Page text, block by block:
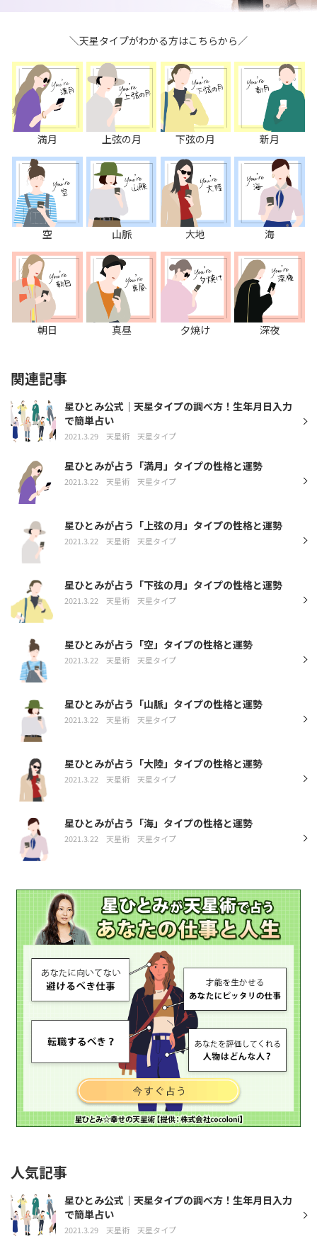
＼天星タイプがわかる方はこちらから／
満月 上弦の月 下弦の月 新月
空 山脈 大地 海
朝日 真昼 夕焼け 深夜
関連記事
星ひとみ公式｜天星タイプの調べ方！生年月日入力
で簡単占い
2021.3.29 天星術 天星タイプ
星ひとみが占う「満月」タイプの性格と運勢
2021.3.22 天星術 天星タイプ
星ひとみが占う「上弦の月」タイプの性格と運勢
2021.3.22 天星術 天星タイプ
星ひとみが占う「下弦の月」タイプの性格と運勢
2021.3.22 天星術 天星タイプ
星ひとみが占う「空」タイプの性格と運勢
2021.3.22 天星術 天星タイプ
星ひとみが占う「山脈」タイプの性格と運勢
2021.3.22 天星術 天星タイプ
星ひとみが占う「大陸」タイプの性格と運勢
2021.3.22 天星術 天星タイプ
星ひとみが占う「海」タイプの性格と運勢
2021.3.22 天星術 天星タイプ
人気記事
星ひとみ公式｜天星タイプの調べ方！生年月日入力
で簡単占い
2021.3.29 天星術 天星タイプ